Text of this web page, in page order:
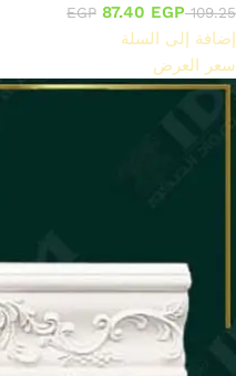
109.25
EGP 87.40 EGP
إضافة إلى السلة
سعر العرض